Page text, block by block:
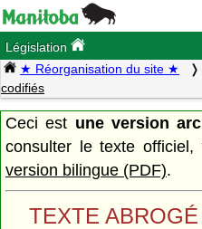
Législation
★ Réorganisation du site ★
codifiés
Ceci est une version
consulter le texte
version bilingue (PDF).
TEXTE ABROGÉ